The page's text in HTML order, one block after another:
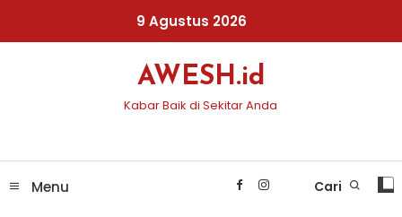
9 Agustus 2026
AWESH.id
Kabar Baik di Sekitar Anda
Menu Cari